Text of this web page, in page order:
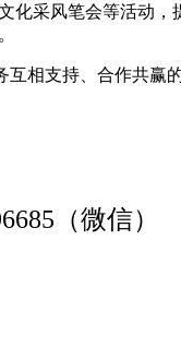
化采风笔会等活动，
互相支持、合作共赢
（微信）